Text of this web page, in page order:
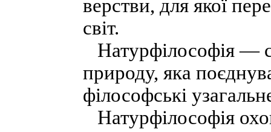
верстви, для якої
світ.
Натурфілософія —
природу, яка
філософські
Натурфілософія